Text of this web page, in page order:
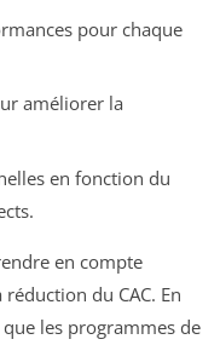
pour chaque
améliorer la
en fonction du
en compte
du CAC. En
les programmes de